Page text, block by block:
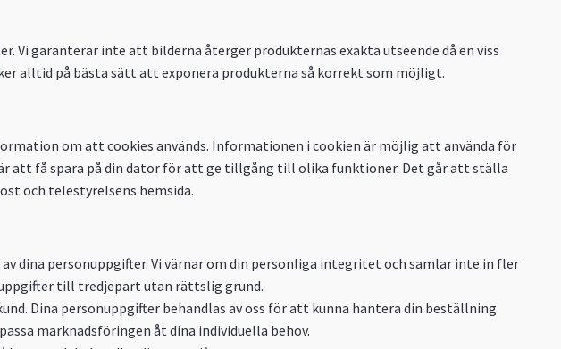
Vi garanterar inte att bilderna återger produkternas exakta utseende då en viss
alltid på bästa sätt att exponera produkterna så korrekt som möjligt.
om att cookies används. Informationen i cookien är möjlig att använda för
att få spara på din dator för att ge tillgång till olika funktioner. Det går att ställa
och telestyrelsens hemsida.
dina personuppgifter. Vi värnar om din personliga integritet och samlar inte in fler
till tredjepart utan rättslig grund.
Dina personuppgifter behandlas av oss för att kunna hantera din beställning
marknadsföringen åt dina individuella behov.